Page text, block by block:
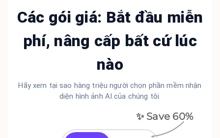
Các gói giá: Bắt đầu miễn
phí, nâng cấp bất cứ lúc
nào
Hãy xem tại sao hàng triệu người chọn phần mềm nhận
diện hình ảnh AI của chúng tôi.
✨ Save 60%